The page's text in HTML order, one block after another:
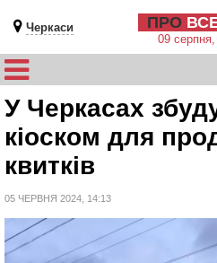
Черкаси ПРО
09
У Черкасах
кіоском для
квитків
05 ЧЕРВНЯ 2024, 14:13